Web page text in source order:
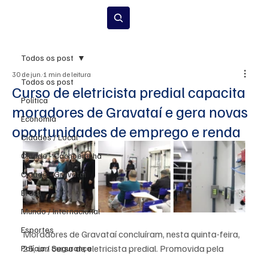
Todos os post
Política
Economia
Cidades / Local
Cidade - Cachoeirinha
Cidade - Gravataí
Brasil
Mundo / Internacional
Esportes
Polícia / Segurança
Todos os post
Curso de eletricista predial capacita
moradores de Gravataí e gera novas
oportunidades de emprego e renda
30 de jun. 1 min de leitura
Moradores de Gravataí concluíram, nesta quinta-feira,
25, um curso de eletricista predial. Promovida pela